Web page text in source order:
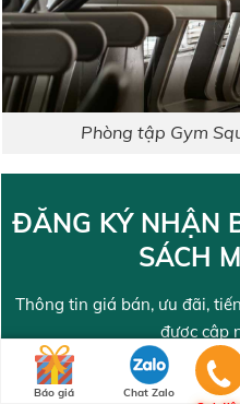
Phòng tập Gym
ĐĂNG KÝ NHẬN
SÁCH
Thông tin giá bán, ưu đãi,
được cập
Hotline:
Báo giá Chat Zalo